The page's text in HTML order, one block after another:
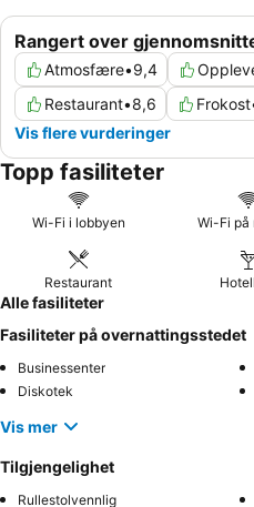
Rangert over
Atmosfære•9,4
Restaurant•8,6 Frokost
Vis flere vurderinger
Topp fasiliteter
Wi-Fi i lobbyen Wi-Fi på
Restaurant
Alle fasiliteter
Fasiliteter på overnattingsstedet
Businessenter
Diskotek
Vis mer
Tilgjengelighet
Rullestolvennlig